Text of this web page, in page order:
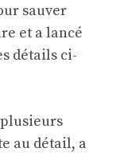
sauver
et a lancé
détails ci-
au détail, a